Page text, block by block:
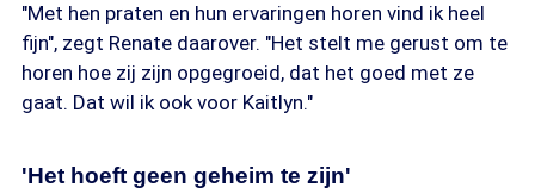
"Met hen praten en hun ervaringen horen vind ik heel
fijn", zegt Renate daarover. "Het stelt me gerust om te
horen hoe zij zijn opgegroeid, dat het goed met ze
gaat. Dat wil ik ook voor Kaitlyn."
'Het hoeft geen geheim te zijn'